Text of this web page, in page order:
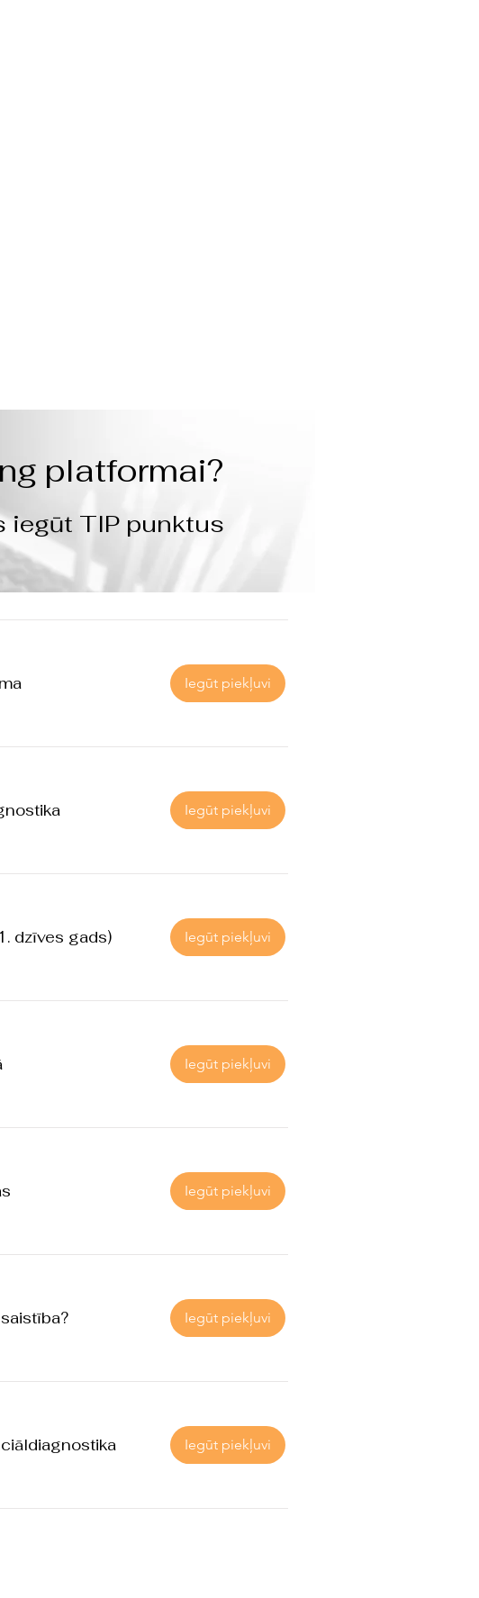
platformai?
iegūt TIP punktus
Iegūt piekļuvi
Iegūt piekļuvi
dzīves gads) Iegūt piekļuvi
Iegūt piekļuvi
Iegūt piekļuvi
Iegūt piekļuvi
Iegūt piekļuvi